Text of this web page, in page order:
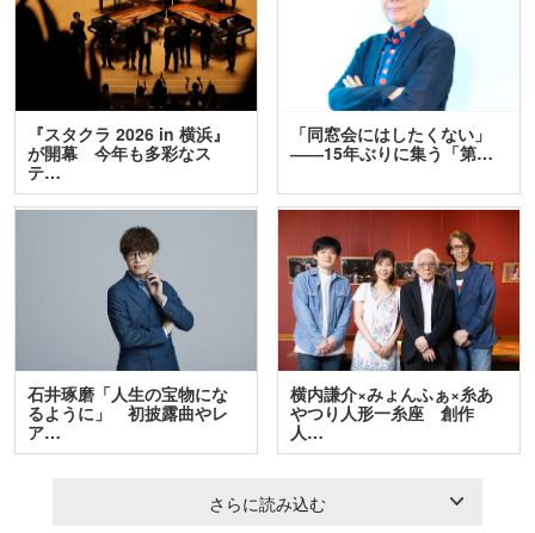
『スタクラ 2026 in 横浜』
が開幕 今年も多彩なス
テ…
「同窓会にはしたくない」
――15年ぶりに集う「第…
石井琢磨「人生の宝物にな
るように」 初披露曲やレ
ア…
横内謙介×みょんふぁ×糸あ
やつり人形一糸座 創作
人…
さらに読み込む